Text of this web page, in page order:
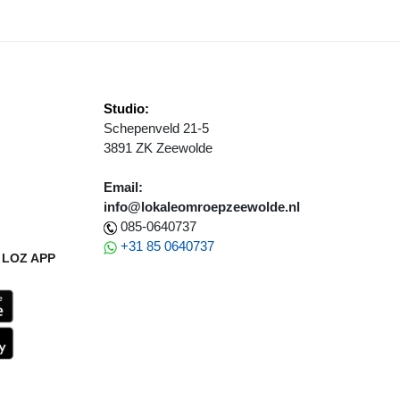
APP
Studio:
Schepenveld 21-5
3891 ZK Zeewolde
Email:
info@lokaleomroepzeewolde.nl
085-0640737
+31 85 0640737